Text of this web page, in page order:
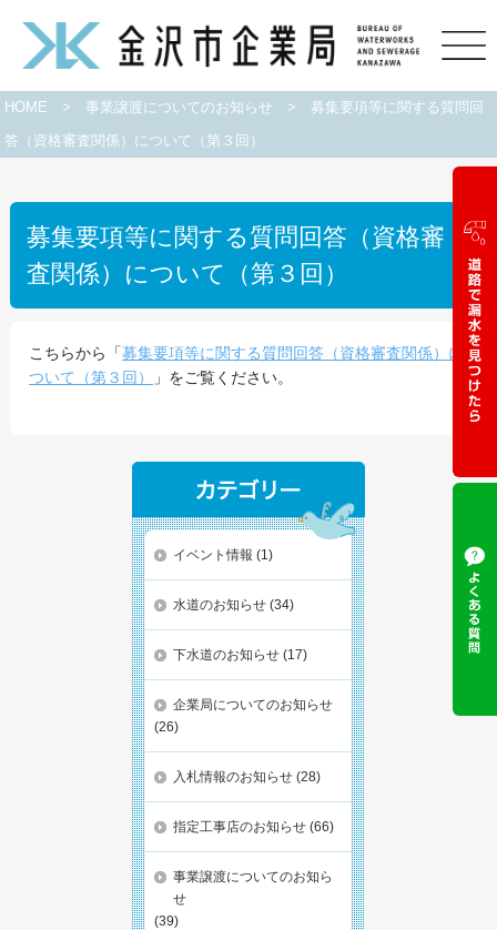
HOME > 事業譲渡についてのお知らせ >募集要項等に関する質問回
答（資格審査関係）について（第３回）
募集要項等に関する質問回答（資格審
査関係）について（第３回）
こちらから「募集要項等に関する質問回答（資格審査関係）に
ついて（第３回）
」をご覧ください。
イベント情報 (1)
水道のお知らせ (34)
下水道のお知らせ (17)
企業局についてのお知らせ
(26)
入札情報のお知らせ (28)
指定工事店のお知らせ (66)
事業譲渡についてのお知ら
せ
(39)